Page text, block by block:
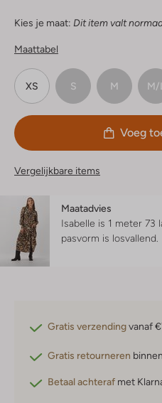
Kies je maat: Dit item valt
Maattabel
XS S M M/L
Voeg
Vergelijkbare items
Maatadvies
Isabelle is 1 meter 73
pasvorm is losvallend
Gratis verzendingvanaf
Gratis retourneren
Betaal achteraf met